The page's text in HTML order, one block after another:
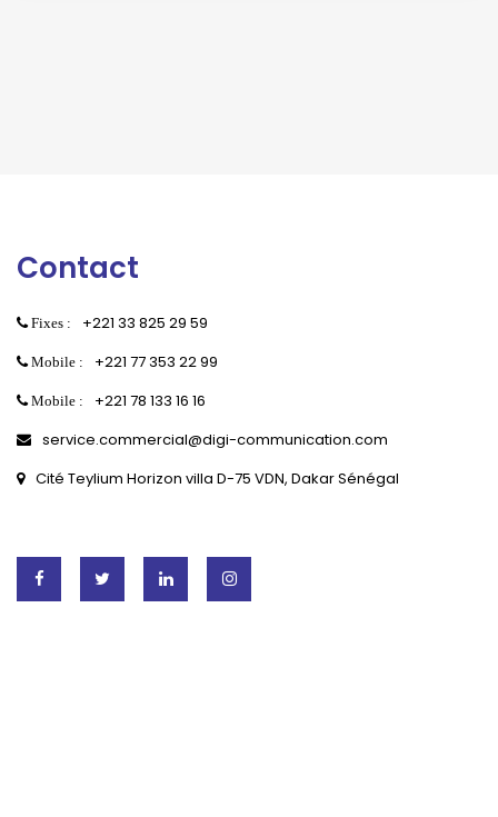
Contact
Fixes : +221 33 825 29 59
Mobile : +221 77 353 22 99
Mobile :
+221 78 133 16 16
service.commercial@digi-communication.com
Cité Teylium Horizon villa D-75 VDN, Dakar Sénégal